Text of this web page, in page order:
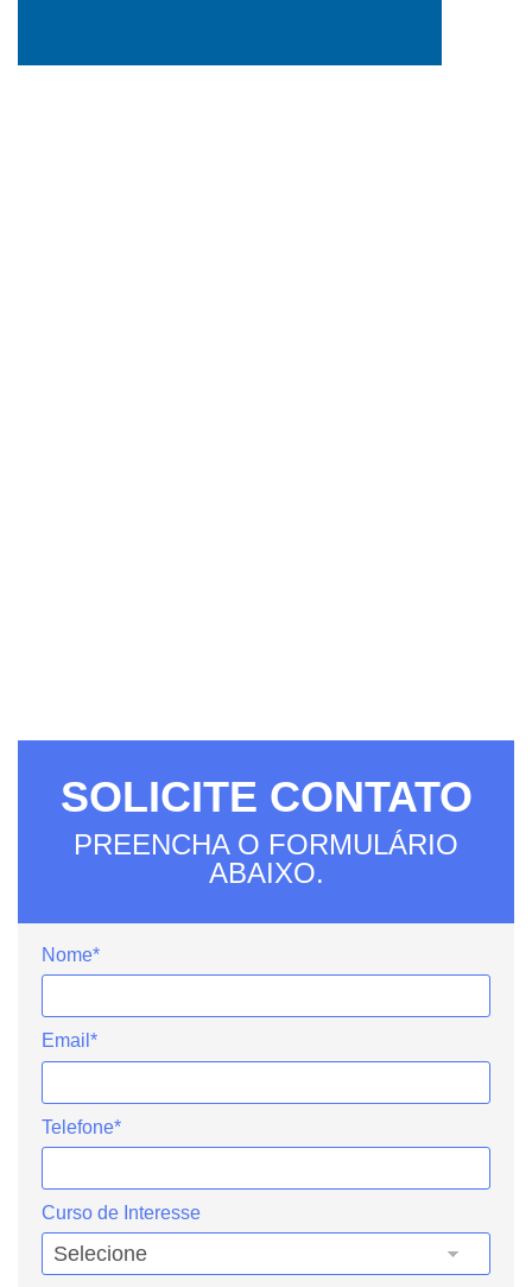
SOLICITE CONTATO
PREENCHA O FORMULÁRIO
ABAIXO.
Nome*
Email*
Telefone*
Curso de Interesse